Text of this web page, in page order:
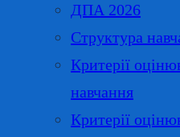
ДПА 2026
Структура
Критерії
навчання
Критерії